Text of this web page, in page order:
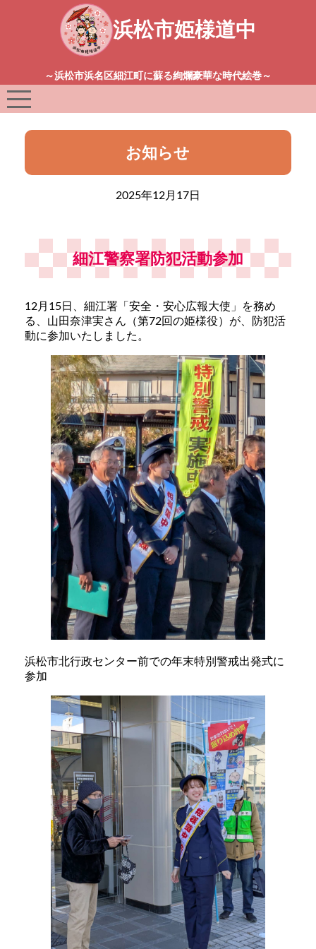
浜松市姫様道中
～浜松市浜名区細江町に蘇る絢爛豪華な時代絵巻～
お知らせ
2025年12月17日
細江警察署防犯活動参加
12月15日、細江署「安全・安心広報大使」を務め
る、山田奈津実さん（第72回の姫様役）が、防犯活
動に参加いたしました。
浜松市北行政センター前での年末特別警戒出発式に
参加